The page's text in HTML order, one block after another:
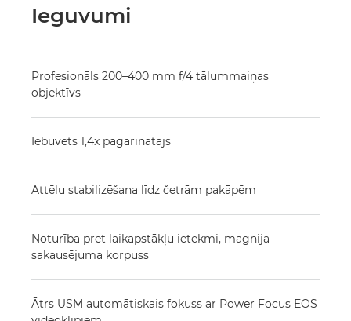
Ieguvumi
Profesionāls 200–400 mm f/4 tālummaiņas
objektīvs
Iebūvēts 1,4x pagarinātājs
Attēlu stabilizēšana līdz četrām pakāpēm
Noturība pret laikapstākļu ietekmi, magnija
sakausējuma korpuss
Ātrs USM automātiskais fokuss ar Power Focus EOS